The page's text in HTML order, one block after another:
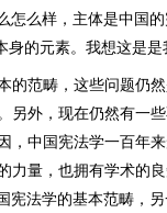
怎么样，主体是中国
的元素。我想这是是
的范畴，这些问题仍
另外，现在仍然有一
，中国宪法学一百年
力量，也拥有学术的
宪法学的基本范畴，